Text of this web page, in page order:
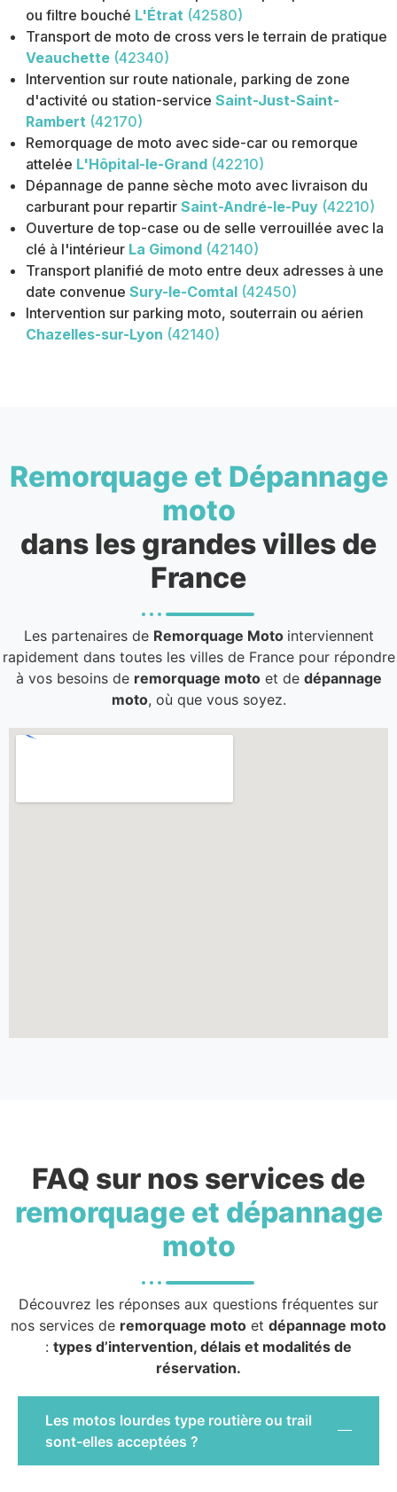
ou filtre bouché L'Étrat (42580)
Transport de moto de cross vers le terrain de pratique
Veauchette (42340)
Intervention sur route nationale, parking de zone
d'activité ou station-service Saint-Just-Saint-
Rambert (42170)
Remorquage de moto avec side-car ou remorque
attelée L'Hôpital-le-Grand (42210)
Dépannage de panne sèche moto avec livraison du
carburant pour repartir Saint-André-le-Puy (42210)
Ouverture de top-case ou de selle verrouillée avec la
clé à l'intérieur La Gimond (42140)
Transport planifié de moto entre deux adresses à une
date convenue Sury-le-Comtal (42450)
Intervention sur parking moto, souterrain ou aérien
Chazelles-sur-Lyon (42140)
Remorquage et Dépannage
moto
dans les grandes villes de
France
Les partenaires de Remorquage Moto interviennent
rapidement dans toutes les villes de France pour répondre
à vos besoins de remorquage motoet de dépannage
moto, où que vous soyez.
FAQ sur nos services de
remorquage et dépannage
moto
Découvrez les réponses aux questions fréquentes sur
nos services de remorquage moto et dépannage moto
: types d’intervention, délais et modalités de
réservation.
Les motos lourdes type routière ou trail
sont-elles acceptées ?